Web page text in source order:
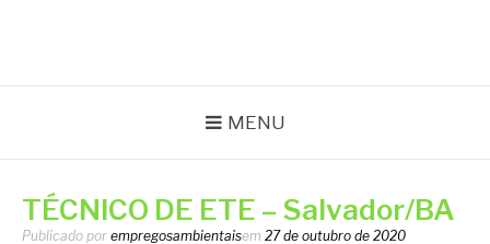
MENU
TÉCNICO DE ETE – Salvador/BA
Publicado por empregosambientaisem 27 de outubro de 2020